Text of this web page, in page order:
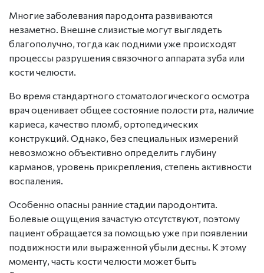
Многие заболевания пародонта развиваются
незаметно. Внешне слизистые могут выглядеть
благополучно, тогда как подними уже происходят
процессы разрушения связочного аппарата зуба или
кости челюсти.
Во время стандартного стоматологического осмотра
врач оценивает общее состояние полости рта, наличие
кариеса, качество пломб, ортопедических
конструкций. Однако, без специальных измерений
невозможно объективно определить глубину
карманов, уровень прикрепления, степень активности
воспаления.
Особенно опасны ранние стадии пародонтита.
Болевые ощущения зачастую отсутствуют, поэтому
пациент обращается за помощью уже при появлении
подвижности или выраженной убыли десны. К этому
моменту, часть кости челюсти может быть